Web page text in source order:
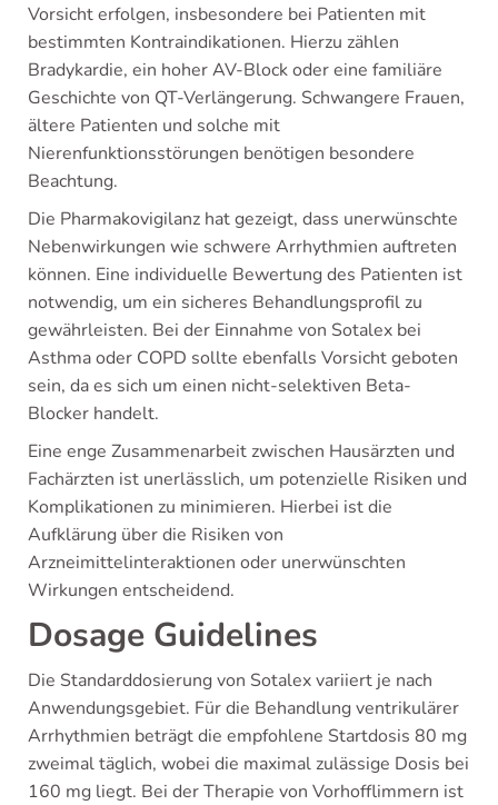
Vorsicht erfolgen, insbesondere bei Patienten mit
bestimmten Kontraindikationen. Hierzu zählen
Bradykardie, ein hoher AV-Block oder eine familiäre
Geschichte von QT-Verlängerung. Schwangere Frauen,
ältere Patienten und solche mit
Nierenfunktionsstörungen benötigen besondere
Beachtung.
Die Pharmakovigilanz hat gezeigt, dass unerwünschte
Nebenwirkungen wie schwere Arrhythmien auftreten
können. Eine individuelle Bewertung des Patienten ist
notwendig, um ein sicheres Behandlungsprofil zu
gewährleisten. Bei der Einnahme von Sotalex bei
Asthma oder COPD sollte ebenfalls Vorsicht geboten
sein, da es sich um einen nicht-selektiven Beta-
Blocker handelt.
Eine enge Zusammenarbeit zwischen Hausärzten und
Fachärzten ist unerlässlich, um potenzielle Risiken und
Komplikationen zu minimieren. Hierbei ist die
Aufklärung über die Risiken von
Arzneimittelinteraktionen oder unerwünschten
Wirkungen entscheidend.
Dosage Guidelines
Die Standarddosierung von Sotalex variiert je nach
Anwendungsgebiet. Für die Behandlung ventrikulärer
Arrhythmien beträgt die empfohlene Startdosis 80 mg
zweimal täglich, wobei die maximal zulässige Dosis bei
160 mg liegt. Bei der Therapie von Vorhofflimmern ist